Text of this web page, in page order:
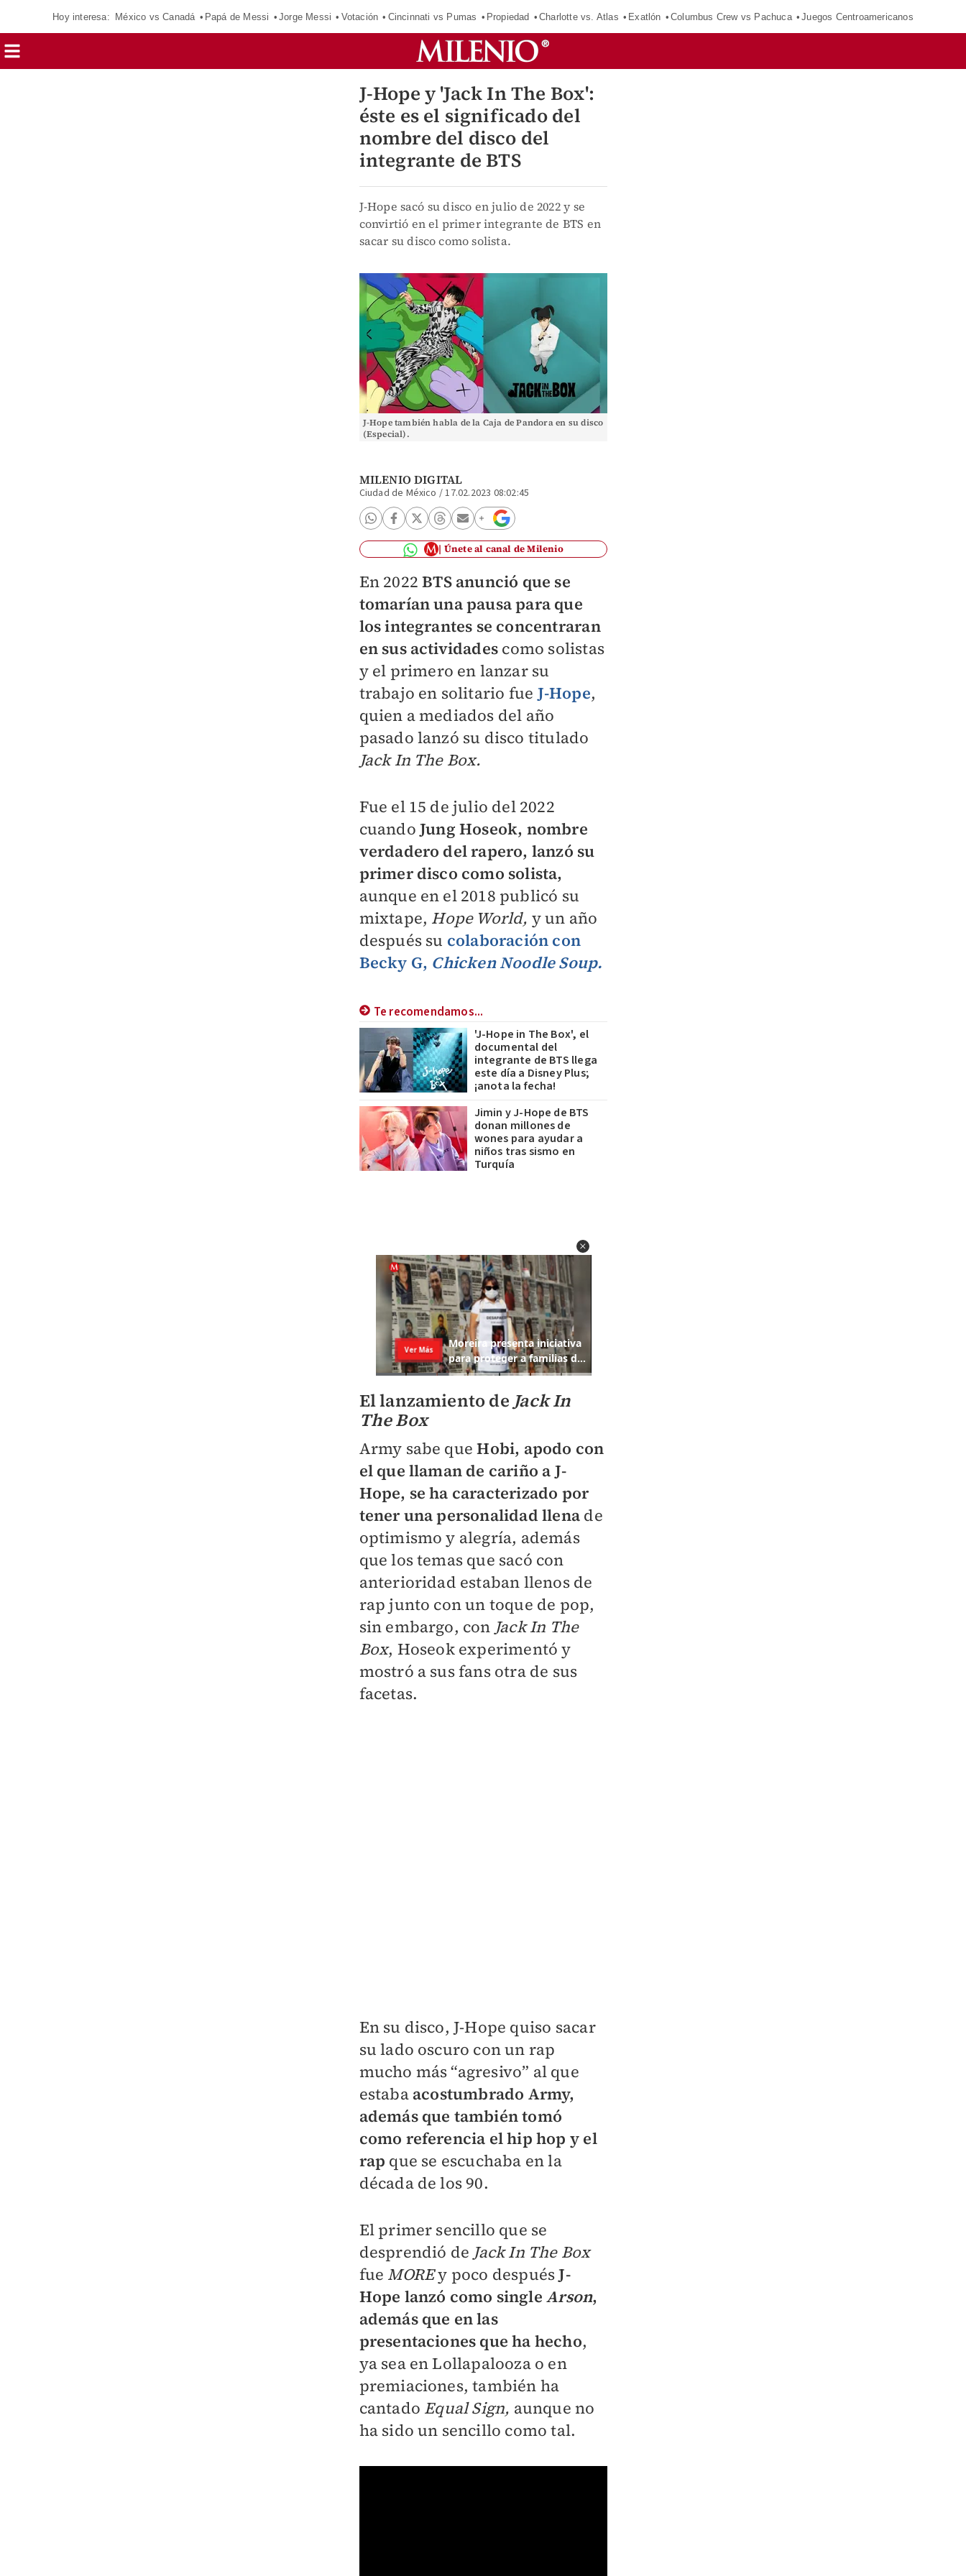
Hoy interesa: México vs Canadá Papá de Messi Jorge Messi Votación Cincinnati vs Pumas Propiedad Charlotte vs. Atlas Exatlón Columbus Crew vs Pachuca Juegos Centroamericanos
J-Hope y 'Jack In The Box':
éste es el significado del
nombre del disco del
integrante de BTS
J-Hope sacó su disco en julio de 2022 y se
convirtió en el primer integrante de BTS en
sacar su disco como solista.
J-Hope también habla de la Caja de Pandora en su disco
(Especial).
MILENIO DIGITAL
Ciudad de México /17.02.2023 08:02:45
Únete al canal de Milenio
En 2022BTS anunció que se
tomarían una pausa para que
los integrantes se concentraran
en sus actividades como solistas
y el primero en lanzar su
trabajo en solitario fue J-Hope,
quien a mediados del año
pasado lanzó su disco titulado
Jack In The Box.
Fue el 15 de julio del 2022
cuando Jung Hoseok, nombre
verdadero del rapero, lanzó su
primer disco como solista,
aunque en el 2018 publicó su
mixtape, Hope World, y un año
después su colaboración con
Becky G, Chicken Noodle Soup.
Te recomendamos...
'J-Hope in The Box', el
documental del
integrante de BTS llega
este día a Disney Plus;
¡anota la fecha!
Jimin y J-Hope de BTS
donan millones de
wones para ayudar a
niños tras sismo en
Turquía
El lanzamiento deJack In
The Box
Army sabe queHobi, apodo con
el que llaman de cariño a J-
Hope, se ha caracterizado por
tener una personalidad llena de
optimismo y alegría, además
que los temas que sacó con
anterioridad estaban llenos de
rap junto con un toque de pop,
sin embargo, con Jack In The
Box, Hoseok experimentó y
mostró a sus fans otra de sus
facetas.
En su disco, J-Hope quiso sacar
su lado oscuro con un rap
mucho más “agresivo” al que
estaba acostumbrado Army,
además que también tomó
como referencia el hip hop y el
rap que se escuchaba en la
década de los 90.
El primer sencillo que se
desprendió deJack In The Box
fue MOREy poco despuésJ-
Hope lanzó como singleArson,
además que en las
presentaciones que ha hecho,
ya sea en Lollapalooza o en
premiaciones, también ha
cantado Equal Sign, aunque no
ha sido un sencillo como tal.